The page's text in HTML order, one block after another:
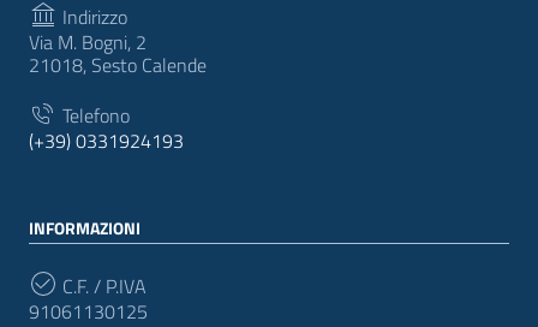
Indirizzo
Via M. Bogni, 2
21018, Sesto Calende
Telefono
(+39) 0331924193
INFORMAZIONI
C.F. / P.IVA
91061130125